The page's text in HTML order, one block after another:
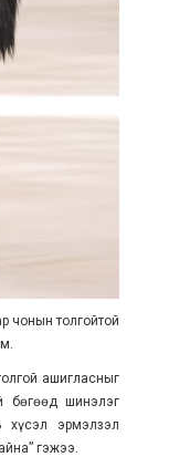
чонын толгойтой
ашигласныг
бөгөөд шинэлэг
хүсэл эрмэлзэл
гэжээ.